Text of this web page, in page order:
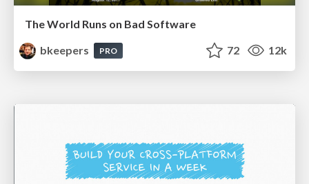
The World Runs on Bad Software
bkeepers
PRO 72 12k